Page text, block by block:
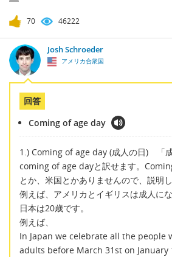
70 46222
Josh Schroeder
アメリカ合衆国
回答
Coming of age day
1.) Coming of age day (成人の日) 「
coming of age dayと訳せます。
とか、米国とかありませんので、説明
例えば、アメリカとイギリスは成人に
日本は20歳です。
例えば、
In Japan we celebrate all the people
adults before March 31st on January